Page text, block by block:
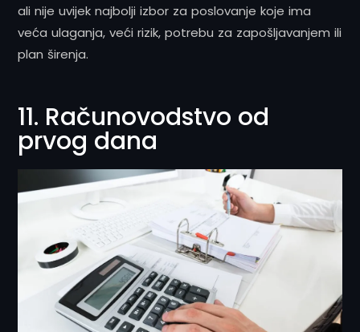
ali nije uvijek najbolji izbor za poslovanje koje ima
veća ulaganja, veći rizik, potrebu za zapošljavanjem ili
plan širenja.
11. Računovodstvo od
prvog dana